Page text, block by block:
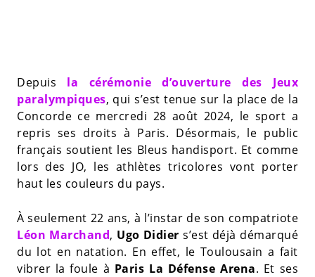
Depuis la cérémonie d’ouverture des Jeux
paralympiques, qui s’est tenue sur la place de la
Concorde ce mercredi 28 août 2024, le sport a
repris ses droits à Paris. Désormais, le public
français soutient les Bleus handisport. Et comme
lors des JO, les athlètes tricolores vont porter
haut les couleurs du pays.
À seulement 22 ans, à l’instar de son compatriote
Léon Marchand, Ugo Didier s’est déjà démarqué
du lot en natation. En effet, le Toulousain a fait
vibrer la foule à Paris La Défense Arena. Et ses